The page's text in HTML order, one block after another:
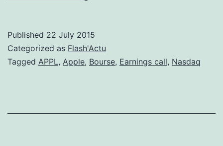
suffit
pas
Published 22 July 2015
Categorized as Flash'Actu
Tagged APPL, Apple, Bourse, Earnings call, Nasdaq